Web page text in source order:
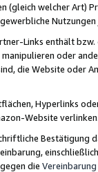
(gleich welcher Art)
Links enthält
oder
die Website oder
Hyperlinks
Website
die Vereinbarung